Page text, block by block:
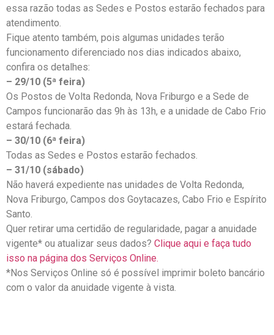
essa razão todas as Sedes e Postos estarão fechados para
atendimento.
Fique atento também, pois algumas unidades terão
funcionamento diferenciado nos dias indicados abaixo,
confira os detalhes:
– 29/10 (5ª feira)
Os Postos de Volta Redonda, Nova Friburgo e a Sede de
Campos funcionarão das 9h às 13h, e a unidade de Cabo Frio
estará fechada.
– 30/10 (6ª feira)
Todas as Sedes e Postos estarão fechados.
– 31/10 (sábado)
Não haverá expediente nas unidades de Volta Redonda,
Nova Friburgo, Campos dos Goytacazes, Cabo Frio e Espírito
Santo.
Quer retirar uma certidão de regularidade, pagar a anuidade
vigente* ou atualizar seus dados? Clique aqui e faça tudo
isso na página dos Serviços Online.
*Nos Serviços Online só é possível imprimir boleto bancário
com o valor da anuidade vigente à vista.